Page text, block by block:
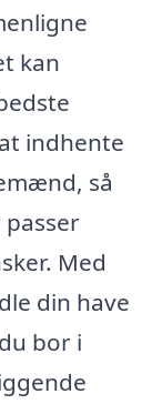
kan
indhente
så
Med
din have
bor i